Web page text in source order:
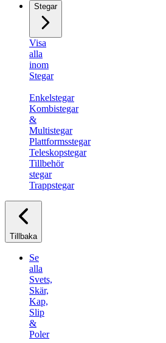
Stegar
Visa
alla
inom
Stegar
Enkelstegar
Kombistegar
&
Multistegar
Plattformsstegar
Teleskopstegar
Tillbehör
stegar
Trappstegar
Tillbaka
Se
alla
Svets,
Skär,
Kap,
Slip
&
Poler